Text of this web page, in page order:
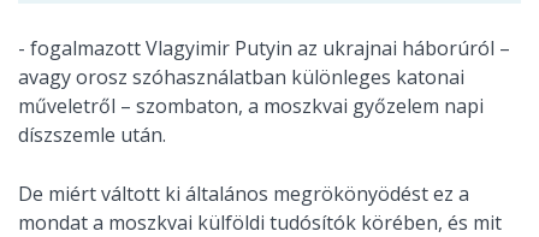
- fogalmazott Vlagyimir Putyin az ukrajnai háborúról –
avagy orosz szóhasználatban különleges katonai
műveletről – szombaton, a moszkvai győzelem napi
díszszemle után.
De miért váltott ki általános megrökönyödést ez a
mondat a moszkvai külföldi tudósítók körében, és mit